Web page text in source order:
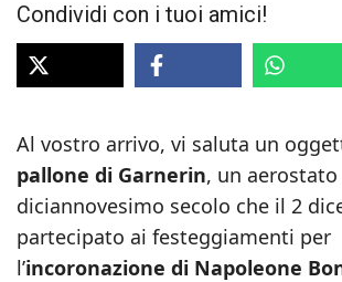
Condividi con i tuoi amici!
Al vostro arrivo, vi saluta un
pallone di Garnerin, un aerostato
diciannovesimo secolo che il 2
partecipato ai festeggiamenti per
l’incoronazione di Napoleone